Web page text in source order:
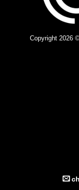
Copyright 2026